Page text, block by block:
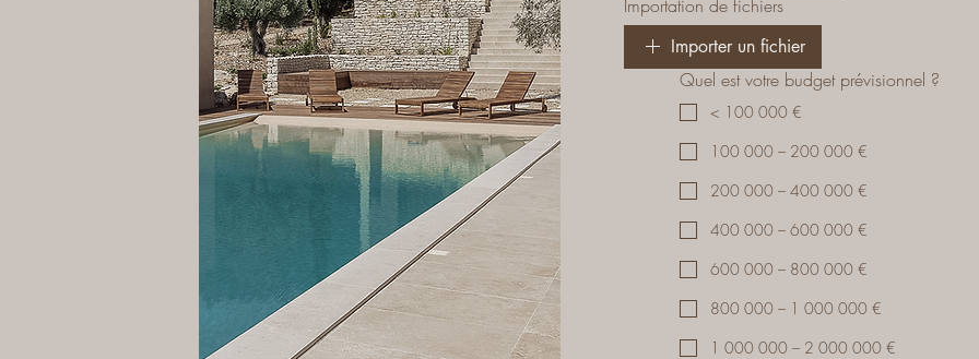
Importation de fichiers
Importer un fichier
Quel est votre budget prévisionnel ?
< 100 000 €
100 000 – 200 000 €
200 000 – 400 000 €
400 000 – 600 000 €
600 000 – 800 000 €
800 000 – 1 000 000 €
1 000 000 – 2 000 000 €